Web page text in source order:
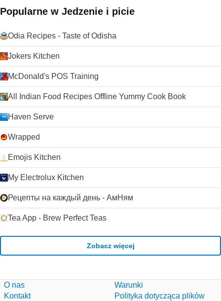
Popularne w Jedzenie i picie
Odia Recipes - Taste of Odisha
Jokers Kitchen
McDonald's POS Training
All Indian Food Recipes Offline Yummy Cook Book
Haven Serve
Wrapped
Emojis Kitchen
My Electrolux Kitchen
Рецепты на каждый день - АмНям
Tea App - Brew Perfect Teas
Zobacz więcej
O nas
Kontakt
Warunki
Polityka dotycząca plików